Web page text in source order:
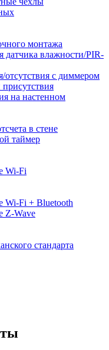
монтажа
датчика влажности/PIR-
отсутствия с диммером
на настенном
в стене
таймер
Wi-Fi
Wi-Fi + Bluetooth
Z-Wave
стандарта